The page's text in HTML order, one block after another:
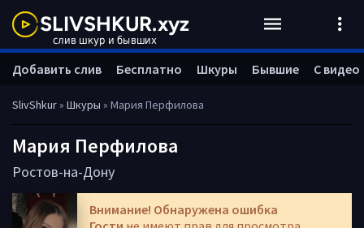
SlivShkur» Шкуры » Мария Перфилова
Мария Перфилова
Ростов-на-Дону
Внимание! Обнаружена ошибка
Добавить слив Бесплатно Шкуры Бывшие С видео